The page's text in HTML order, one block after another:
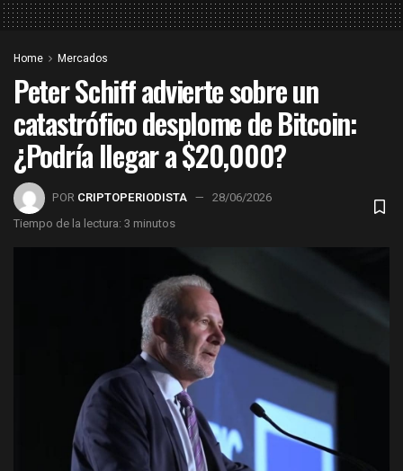
Home Mercados
Peter Schiff advierte sobre un
catastrófico desplome de Bitcoin:
¿Podría llegar a $20,000?
POR CRIPTOPERIODISTA
28/06/2026
Tiempo de la lectura: 3 minutos